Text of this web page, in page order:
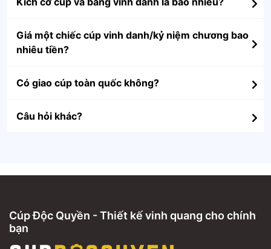
Giá một chiếc cúp vinh danh/kỷ niệm chương bao
nhiêu tiền?
Có giao cúp toàn quốc không?
Câu hỏi khác?
Cúp Độc Quyền - Thiết kế vinh quang cho chính
bạn